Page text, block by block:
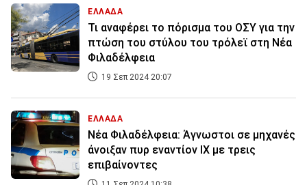
ΕΛΛΑΔΑ
Τι αναφέρει το πόρισμα του ΟΣΥ για την
πτώση του στύλου του τρόλεϊ στη Νέα
Φιλαδέλφεια
19 Σεπ 2024 20:07
ΕΛΛΑΔΑ
Νέα Φιλαδέλφεια: Άγνωστοι σε μηχανές
άνοιξαν πυρ εναντίον ΙΧ με τρεις
επιβαίνοντες